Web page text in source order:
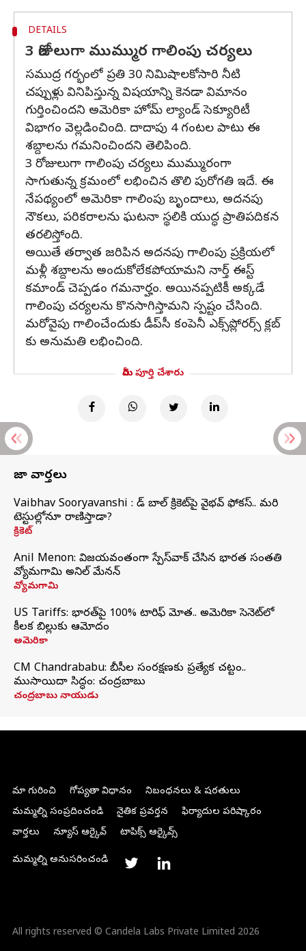
DETAILS
3 రోజులుగా ముమ్ముర గాలింపు చర్యలు
సముద్ర గర్భంలో ప్రతి 30 నిమిషాలకోసారి నీటి
చప్పుళ్లు వినిపిస్తున్న విషయాన్ని కెనడా విమానం
గుర్తించిందని అమెరికా హోమ్‌ ల్యాండ్‌ సెక్యూరిటీ
విభాగం వెల్లడించింది. దాదాపు 4 గంటల పాటు ఈ
శబ్దాలను గమనించిందని తెలిపింది.
3 రోజులుగా గాలింపు చర్యలు ముమ్మురంగా
సాగుతున్న క్రమంలో లభించిన తొలి పురోగతి ఇదే. ఈ
నేపథ్యంలో అమెరికా గాలింపు బృందాలు, అదనపు
నౌకలు, పరికరాలను ఘటనా స్థలికి యుద్ధ ప్రాతిపదికన
తరలిస్తోంది.
అయితే తర్వాత జరిపిన అదనపు గాలింపు ప్రక్రియలో
మళ్లీ శబ్దాలను అందుకోలేకపోయామని నార్త్‌ ఈస్ట్‌
కమాండ్‌ చెప్పడం గమనార్హం. అయినప్పటికీ అక్కడే
గాలింపు చర్యలను కొనసాగిస్తామని స్పష్టం చేసింది.
మరోవైపు గాలించేందుకు డీప్‌సీ కంపెనీ ఎక్స్‌ప్లోరర్స్‌ క్లబ్‌
కు అనుమతి లభించింది.
మీరు పూర్తి చేశారు
తాజా వార్తలు
Vaibhav Sooryavanshi : రెడ్ బాల్ క్రికెట్‌పై వైభవ్ ఫోకస్.. మరి
టెస్టుల్లోనూ రాణిస్తాడా?
క్రికెట్
Anil Menon: విజయవంతంగా స్పేస్‌వాక్‌ చేసిన భారత సంతతి
వ్యోమగామి అనిల్‌ మేనన్
వ్యోమగామి
US Tariffs: భారత్‌పై 100% టారిఫ్‌ మోత.. అమెరికా సెనెట్‌లో
కీలక బిల్లుకు ఆమోదం
అమెరికా
CM Chandrababu: బీసీల సంరక్షణకు ప్రత్యేక చట్టం..
ముసాయిదా సిద్ధం: చంద్రబాబు
చంద్రబాబు నాయుడు
మా గురించి గోప్యతా విధానం
నిబంధనలు & షరతులు
మమ్మల్ని సంప్రదించండి
నైతిక ప్రవర్తన
ఫిర్యాదుల పరిష్కారం
వార్తలు
న్యూస్ ఆర్కైవ్ టాపిక్స్ ఆర్కైవ్స్
మమ్మల్ని అనుసరించండి
All rights reserved © Candela Labs Private Limited 2026